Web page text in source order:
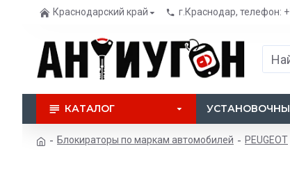
Краснодарский край г.Краснодар, телефон:
КАТАЛОГ
Блокираторы по маркам автомобилей PEUGEOT